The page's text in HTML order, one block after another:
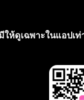
ให้ดูเฉพาะในแอปเ